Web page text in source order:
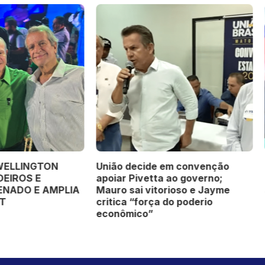
pede a Moraes
para manifestações
e visitas
PL OFICIALIZA
FAGUNDES COMO
AO GOVERNO DE MATO
DURANTE CONVENÇÃO
ESTADUAL